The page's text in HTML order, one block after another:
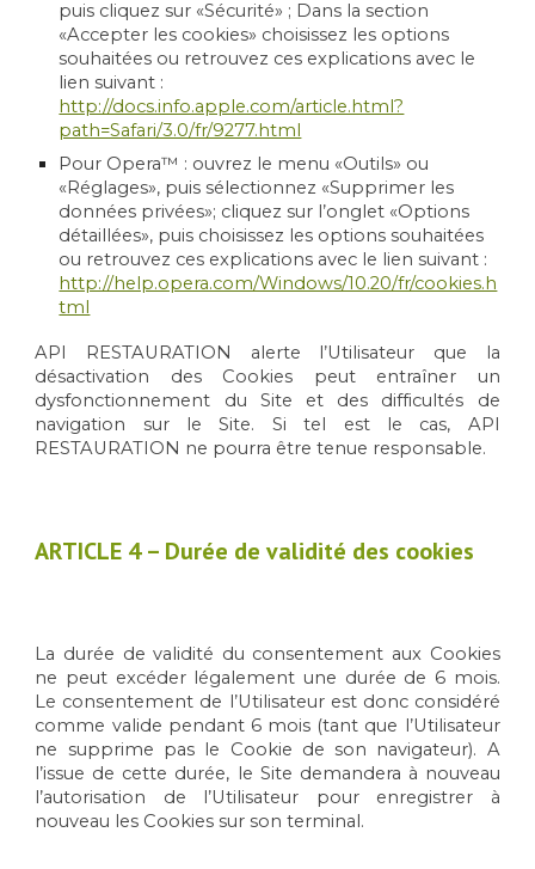
puis cliquez sur «Sécurité» ; Dans la section
«Accepter les cookies» choisissez les options
souhaitées ou retrouvez ces explications avec le
lien suivant :
http://docs.info.apple.com/article.html?
path=Safari/3.0/fr/9277.html
Pour Opera™ : ouvrez le menu «Outils» ou
«Réglages», puis sélectionnez «Supprimer les
données privées»; cliquez sur l’onglet «Options
détaillées», puis choisissez les options souhaitées
ou retrouvez ces explications avec le lien suivant :
http://help.opera.com/Windows/10.20/fr/cookies.h
tml
API RESTAURATION alerte l’Utilisateur que la
désactivation des Cookies peut entraîner un
dysfonctionnement du Site et des difficultés de
navigation sur le Site. Si tel est le cas, API
RESTAURATION ne pourra être tenue responsable.
ARTICLE 4 – Durée de validité des cookies
La durée de validité du consentement aux Cookies
ne peut excéder légalement une durée de 6 mois.
Le consentement de l’Utilisateur est donc considéré
comme valide pendant 6 mois (tant que l’Utilisateur
ne supprime pas le Cookie de son navigateur). A
l’issue de cette durée, le Site demandera à nouveau
l’autorisation de l’Utilisateur pour enregistrer à
nouveau les Cookies sur son terminal.